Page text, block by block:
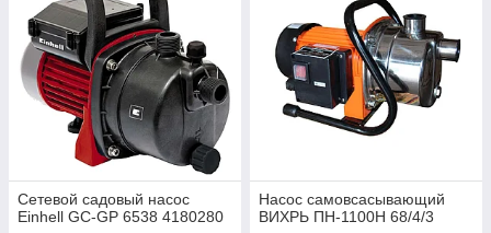
Сетевой садовый насос
Einhell GC-GP 6538 4180280
Насос самовсасывающий
ВИХРЬ ПН-1100Н 68/4/3